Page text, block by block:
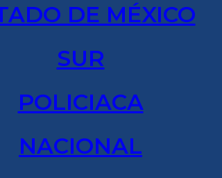
DE MÉXICO
SUR
POLICIACA
NACIONAL